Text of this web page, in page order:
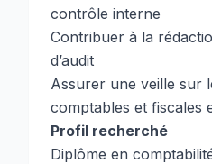
contrôle interne
Contribuer à la
d’audit
Assurer une veille sur
comptables et fiscales
Profil recherché
Diplôme en